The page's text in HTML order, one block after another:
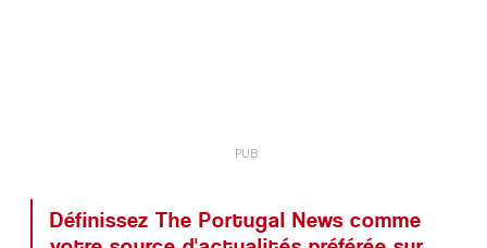
Définissez The Portugal News comme